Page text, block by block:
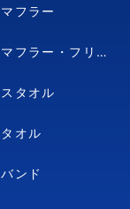
フラー
ー・フリースマフラー
タオル
オル
ンド